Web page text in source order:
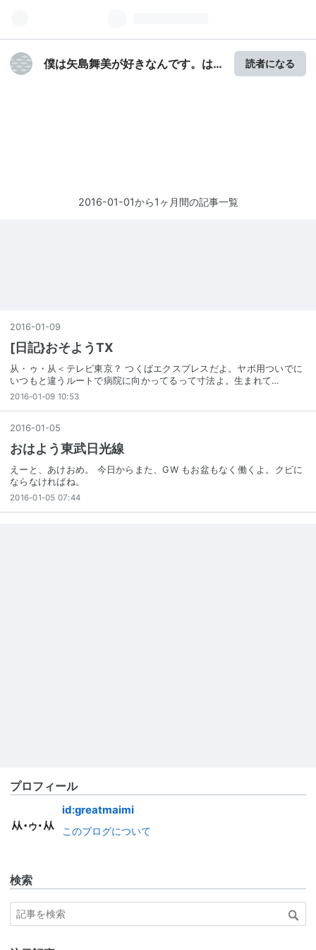
僕は矢島舞美が好きなんです。は
読者になる
2016-01-01から1ヶ月間の記事一覧
2016-01 -09
[日記}おそようTX
从・ゥ・从＜テレビ東京？ つくばエクスプレスだよ。ヤボ用ついでに
いつもと違うルートで病院に向かってるって寸法よ。生まれて…
2016-01-09 10:53
2016-01 -05
おはよう東武日光線
えーと、あけおめ。 今日からまた、GW もお盆もなく働くよ。クビに
ならなければね。
2016-01-05 07:44
プロフィール
id:greatmaimi
このブログについて
検索